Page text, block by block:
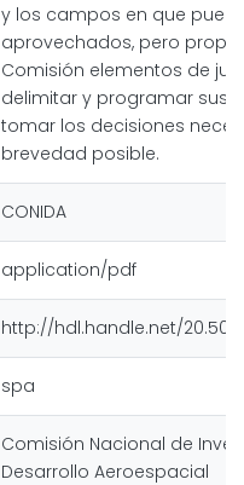
y los campos en que
aprovechados, pero
Comisión elementos de
delimitar y programar sus
tomar los decisiones
brevedad posible.
CONIDA
application/pdf
http://hdl.handle.net/
spa
Comisión Nacional de
Desarrollo Aeroespacial